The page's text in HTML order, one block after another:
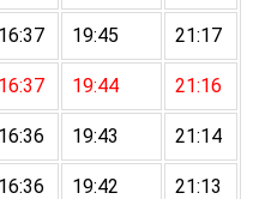
16:37 19:45 21:17
16:37 19:44 21:16
16:36 19:43 21:14
16:36 19:42 21:13